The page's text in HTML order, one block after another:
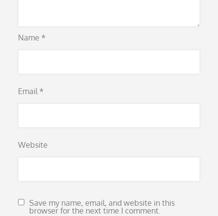
Name *
Email *
Website
Save my name, email, and website in this
browser for the next time I comment.